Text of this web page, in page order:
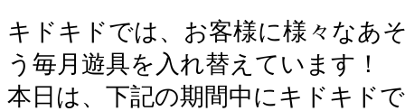
キドキドでは、お客様に様々なあ
う毎月遊具を入れ替えています！
本日は、下記の期間中にキドキド